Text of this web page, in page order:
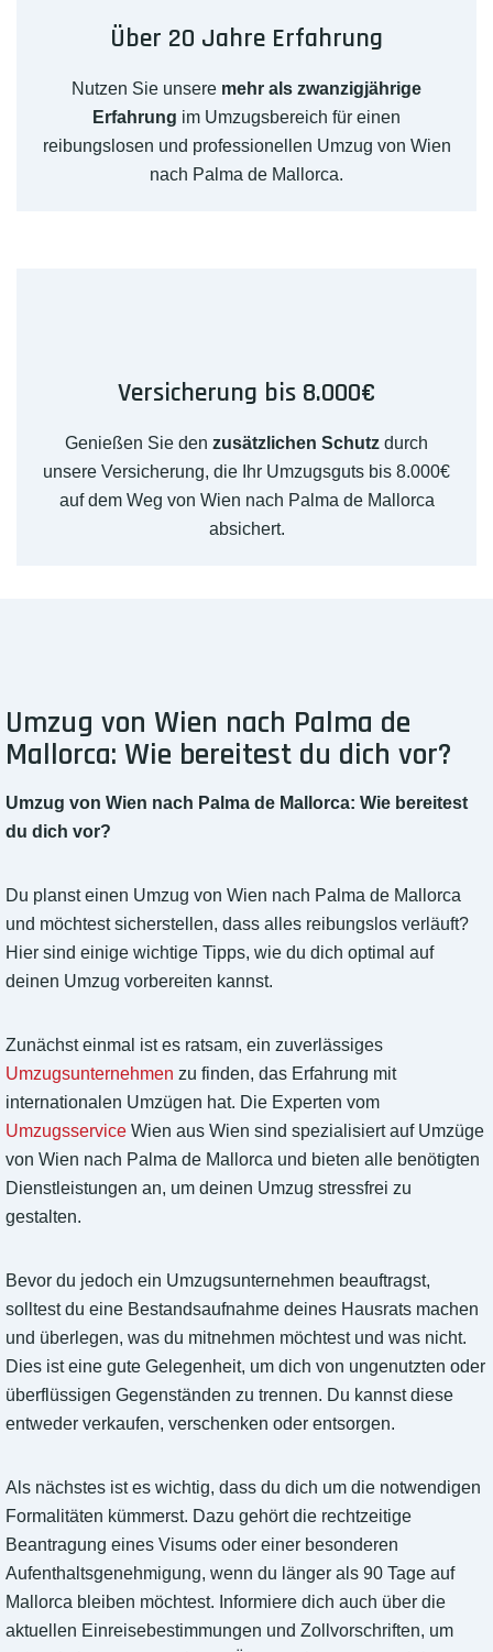
Über 20 Jahre Erfahrung
Nutzen Sie unsere mehr als zwanzigjährige
Erfahrung im Umzugsbereich für einen
reibungslosen und professionellen Umzug von Wien
nach Palma de Mallorca.
Versicherung bis 8.000€
Genießen Sie den zusätzlichen Schutz durch
unsere Versicherung, die Ihr Umzugsguts bis 8.000€
auf dem Weg von Wien nach Palma de Mallorca
absichert.
Umzug von Wien nach Palma de
Mallorca: Wie bereitest du dich vor?
Umzug von Wien nach Palma de Mallorca: Wie bereitest
du dich vor?
Du planst einen Umzug von Wien nach Palma de Mallorca
und möchtest sicherstellen, dass alles reibungslos verläuft?
Hier sind einige wichtige Tipps, wie du dich optimal auf
deinen Umzug vorbereiten kannst.
Zunächst einmal ist es ratsam, ein zuverlässiges
Umzugsunternehmen zu finden, das Erfahrung mit
internationalen Umzügen hat. Die Experten vom
Umzugsservice Wien aus Wien sind spezialisiert auf Umzüge
von Wien nach Palma de Mallorca und bieten alle benötigten
Dienstleistungen an, um deinen Umzug stressfrei zu
gestalten.
Bevor du jedoch ein Umzugsunternehmen beauftragst,
solltest du eine Bestandsaufnahme deines Hausrats machen
und überlegen, was du mitnehmen möchtest und was nicht.
Dies ist eine gute Gelegenheit, um dich von ungenutzten oder
überflüssigen Gegenständen zu trennen. Du kannst diese
entweder verkaufen, verschenken oder entsorgen.
Als nächstes ist es wichtig, dass du dich um die notwendigen
Formalitäten kümmerst. Dazu gehört die rechtzeitige
Beantragung eines Visums oder einer besonderen
Aufenthaltsgenehmigung, wenn du länger als 90 Tage auf
Mallorca bleiben möchtest. Informiere dich auch über die
aktuellen Einreisebestimmungen und Zollvorschriften, um